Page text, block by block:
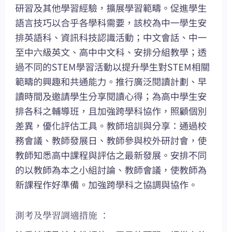
研習及其他學習經驗，擴展學習範疇。促進學生
語言技巧以合乎各學科需要，該校為中一學生安
排英語科、資訊科技認識活動；中文會話、中一
至中六級英文、高中中文科、安排分組教學；透
過不同的STEM學習活動以提升學生對STEM相關
範疇的興趣和共通能力。推行廣泛閱讀計劃、早
讀時間及邀請學生分享閱讀心得；為高中學生安
排各科之輔導班，且加強跨學科協作，照顧個別
差異，優化評估工具。教師培訓與分享：通過校
務會議、教師發展日、教師參與校外研討會，使
教師知悉高中課程與評估之最新發展。安排不同
的以教師為本之小組討論、教師會議，使教師為
新課程作好準備。加強跨學科之協調與協作。
測考及學習調適措施 ：